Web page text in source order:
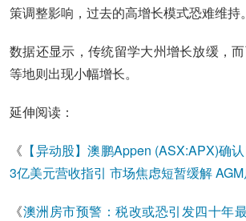
策调整影响，过去的高增长模式恐难维持。
数据还显示，传统留学大州增长放缓，
等地则出现小幅增长。
延伸阅读：
《 【异动股】澳鹏Appen (ASX:APX)确
3亿美元营收指引 市场焦虑短暂缓解
《澳洲房市预警：税改或恐引发四十年